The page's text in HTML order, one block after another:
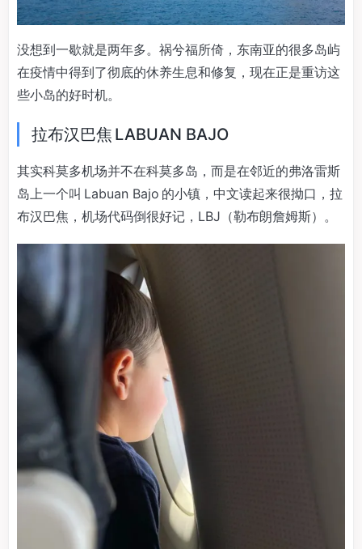
没想到一歇就是两年多。祸兮福所倚，东南亚的很多岛屿
在疫情中得到了彻底的休养生息和修复，现在正是重访这
些小岛的好时机。
拉布汉巴焦 LABUAN BAJO
其实科莫多机场并不在科莫多岛，而是在邻近的弗洛雷斯
岛上一个叫 Labuan Bajo 的小镇，中文读起来很拗口，拉
布汉巴焦，机场代码倒很好记，LBJ（勒布朗詹姆斯）。